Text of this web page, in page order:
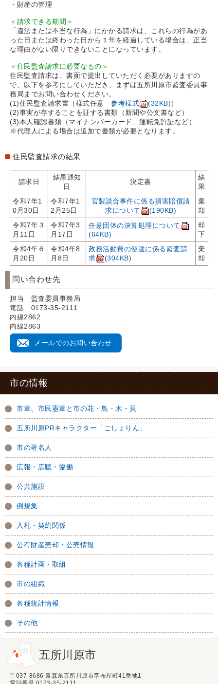
・財産の管理
＜請求できる期間＞
「違法または不当な行為」にかかる請求は、これらの行為があ
った日または終わった日から１年を経過している場合は、正当
な理由がない限りできないことになっています。
＜住民監査請求に必要なもの＞
住民監査請求は、書面で提出していただく必要がありますの
で、以下を参考にしていただき、まずは五所川原市監査委員事
務局までお問い合わせください。
(1)住民監査請求書（様式任意 参考様式 (32KB)）
(2)事実が存することを証する書類（新聞や公文書など）
(3)本人確認書類（マイナンバーカード、運転免許証など）
※代理人による場合は追加で書類が必要となります。
住民監査請求の結果
請求日
結果通知
日
決定書
結
果
令和7年1
0月30日
令和7年1
2月25日
官製談合事件に係る損害賠償請
求について
(190KB)
棄
却
令和7年３
月11日
令和7年3
月17日
任意団体の決算処理について
(64KB)
却
下
令和4年６
月20日
令和4年8
月8日
政務活動費の使途に係る監査請
求
(304KB)
棄
却
問い合わせ先
担当 監査委員事務局
電話 0173-35-2111
内線2862
内線2863
メールでのお問い合わせ
市の情報
市章、市民憲章と市の花・鳥・木・貝
五所川原PRキャラクター「ごしょりん」
市の著名人
広報・広聴・協働
公共施設
例規集
入札・契約関係
公有財産売却・公売情報
各種計画・取組
市の組織
各種統計情報
その他
五所川原市
〒037-8686 青森県五所川原市字布屋町41番地1